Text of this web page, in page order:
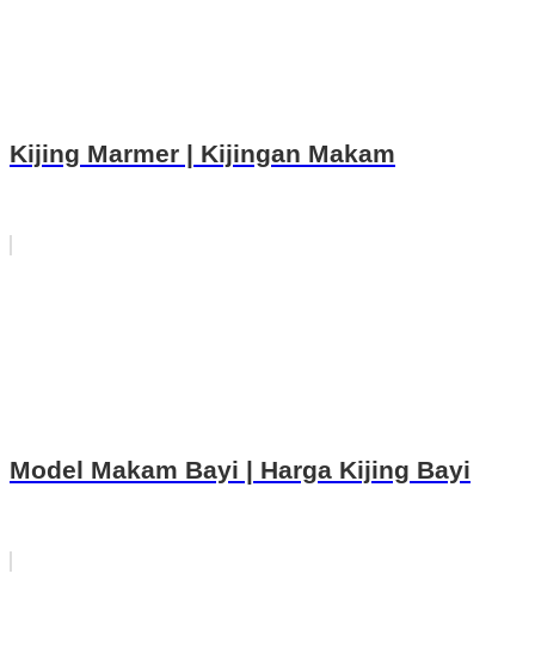
Kijing Marmer | Kijingan Makam
Model Makam Bayi | Harga Kijing Bayi